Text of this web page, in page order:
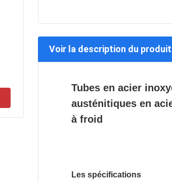
Voir la description du produit
Tubes en acier
austénitiques en
à froid
Les spécifications